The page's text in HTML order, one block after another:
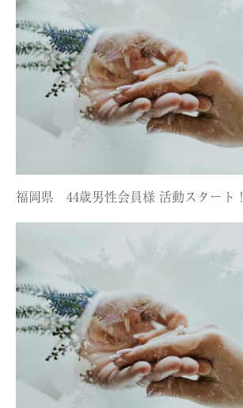
福岡県 44歳男性会員様 活動スタート！